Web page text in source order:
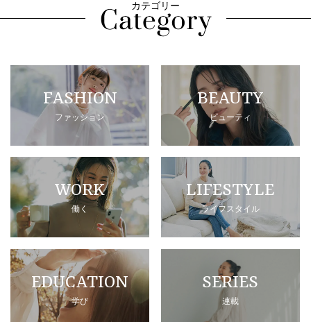
カテゴリー
FASHION
ファッション
BEAUTY
ビューティ
WORK
働く
LIFESTYLE
ライフスタイル
EDUCATION
学び
SERIES
連載